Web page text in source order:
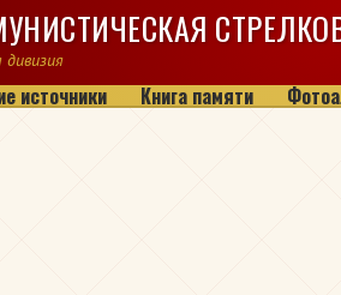
дивизия
источники Книга памяти